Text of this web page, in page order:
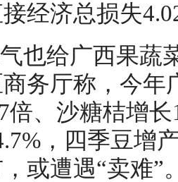
经济总损失
也给广西果蔬
务厅称，今年
倍、沙糖桔增
，四季豆增
或遭遇“卖难”